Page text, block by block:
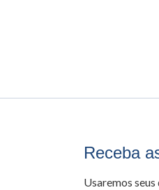
Receba
Usaremos